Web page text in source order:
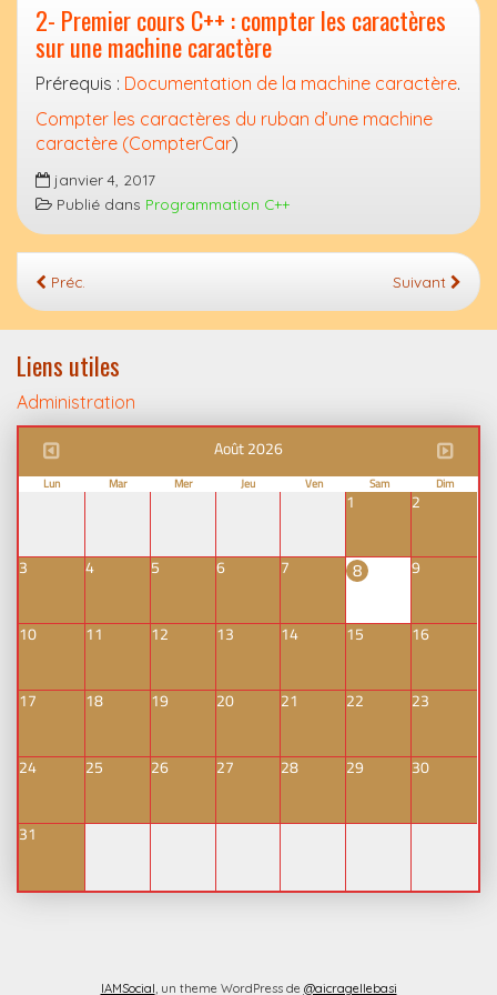
2- Premier cours C++ : compter les caractères
sur une machine caractère
Prérequis : Documentation de la machine caractère.
Compter les caractères du ruban d’une machine
caractère (CompterCar)
janvier 4, 2017
Publié dans Programmation C++
Préc. Suivant
Liens utiles
Administration
Août 2026
Lun Mar Mer Jeu Ven Sam Dim
1 2
3 4 5 6 7 8 9
10 11 12 13 14 15 16
17 18 19 20 21 22 23
24 25 26 27 28 29 30
31
IAMSocial , un theme WordPress de @aicragellebasi